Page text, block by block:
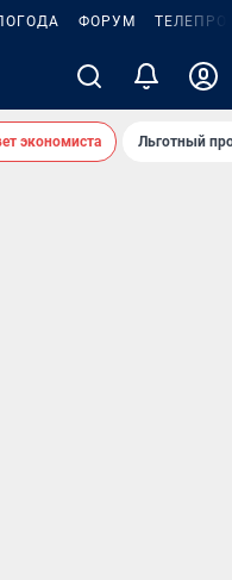
ФОРУМ
экономиста Льготный